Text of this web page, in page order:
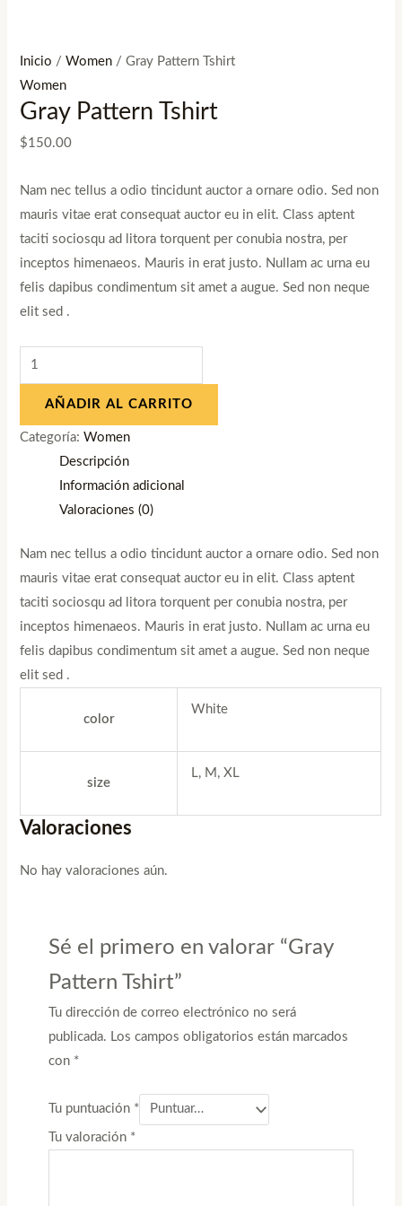
Inicio /Women / Gray Pattern Tshirt
Women
Gray Pattern Tshirt
$150.00
Nam nec tellus a odio tincidunt auctor a ornare odio. Sed non
mauris vitae erat consequat auctor eu in elit. Class aptent
taciti sociosqu ad litora torquent per conubia nostra, per
inceptos himenaeos. Mauris in erat justo. Nullam ac urna eu
felis dapibus condimentum sit amet a augue. Sed non neque
elit sed .
AÑADIR AL CARRITO
Categoría:Women
Descripción
Información adicional
Valoraciones (0)
Nam nec tellus a odio tincidunt auctor a ornare odio. Sed non
mauris vitae erat consequat auctor eu in elit. Class aptent
taciti sociosqu ad litora torquent per conubia nostra, per
inceptos himenaeos. Mauris in erat justo. Nullam ac urna eu
felis dapibus condimentum sit amet a augue. Sed non neque
elit sed .
color
White
size
L, M, XL
Valoraciones
No hay valoraciones aún.
Sé el primero en valorar “Gray
Pattern Tshirt”
Tu dirección de correo electrónico no será
publicada. Los campos obligatorios están marcados
con *
Tu puntuación *
Tu valoración *